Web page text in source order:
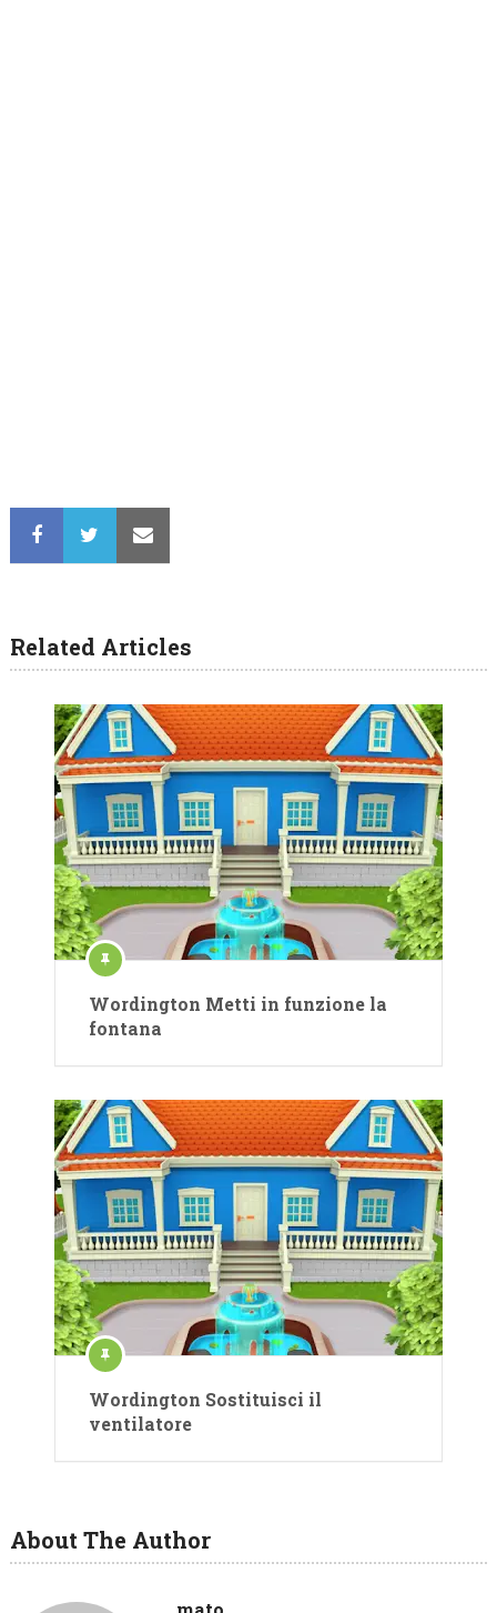
Related Articles
Wordington Metti in funzione la
fontana
Wordington Sostituisci il
ventilatore
About The Author